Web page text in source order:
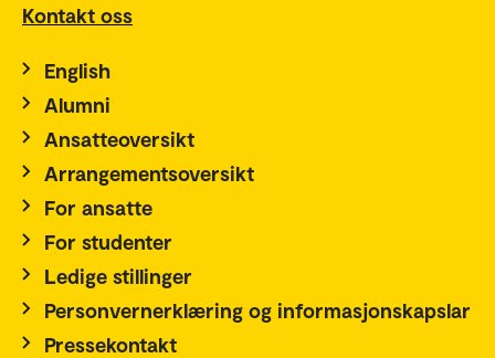
Kontakt oss
English
Alumni
Ansatteoversikt
Arrangementsoversikt
For ansatte
For studenter
Ledige stillinger
Personvernerklæring og informasjonskapslar
Pressekontakt